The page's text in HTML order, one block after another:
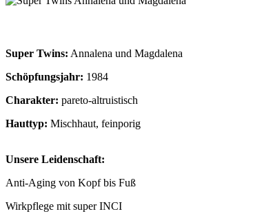
Super Twins: Annalena und Magdalena
Schöpfungsjahr: 1984
Charakter: pareto-altruistisch
Hauttyp: Mischhaut, feinporig
Unsere Leidenschaft:
Anti-Aging von Kopf bis Fuß
Wirkpflege mit super INCI